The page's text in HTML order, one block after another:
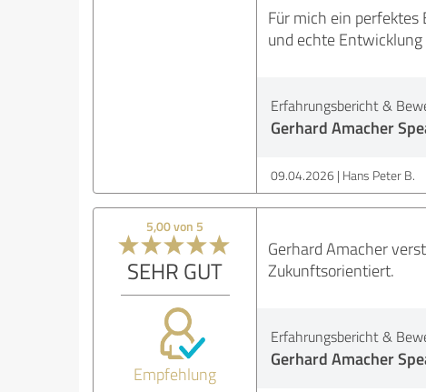
Für mich ein
und echte
Erfahrungsbericht &
Gerhard Amacher
09.04.2026 Hans Peter B.
5,00 von 5
SEHR GUT
Empfehlung
Gerhard Amacher
Zukunftsorientiert.
Erfahrungsbericht &
Gerhard Amacher